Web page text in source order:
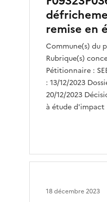
remise en
Commune(s) du
Rubrique(s)
Pétitionnaire :
: 13/12/2023
20/12/2023
à étude d'impact
18 décembre 2023